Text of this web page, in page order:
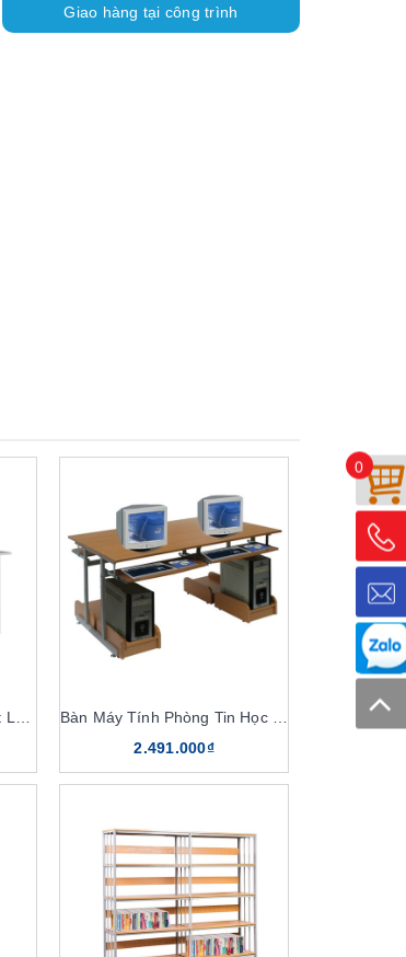
Giao hàng tại công trình
Bàn Phòng Thí Nghiệm Vật Lý BTN101
Bàn Máy Tính Phòng Tin Học BM101
2.491.000₫
0